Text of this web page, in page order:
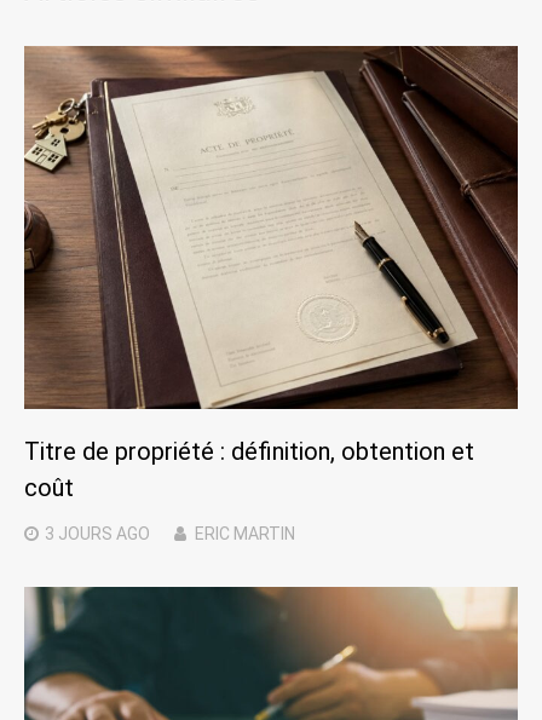
Titre de propriété : définition, obtention et
coût
3 JOURS AGO ERIC MARTIN